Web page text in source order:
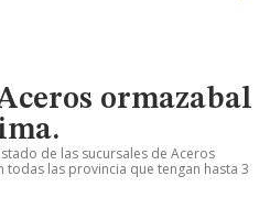
ormazabal
de las sucursales de Aceros
las provincia que tengan hasta 3